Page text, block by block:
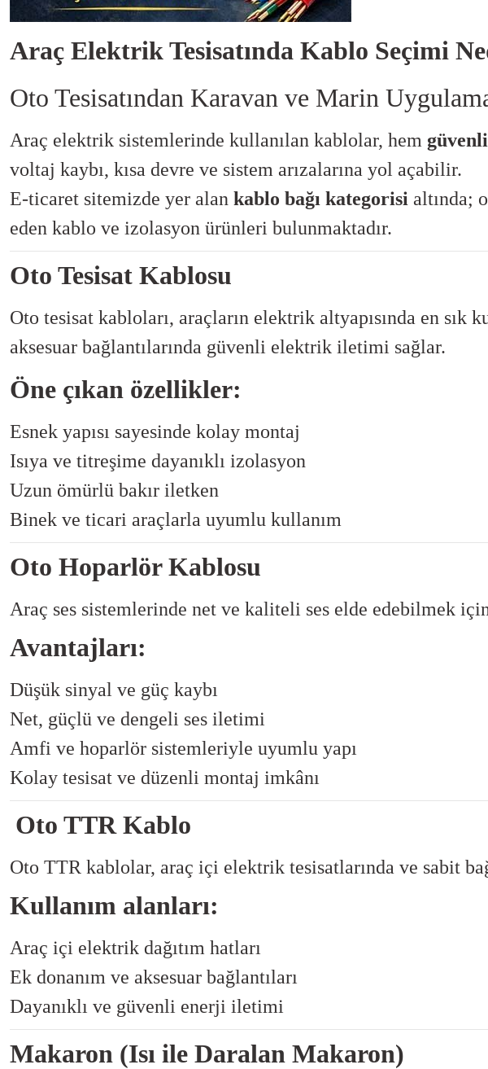
Araç Elektrik Tesisatında Kablo Seçimi
Oto Tesisatından Karavan ve Marin
Araç elektrik sistemlerinde kullanılan kablolar, hem
voltaj kaybı, kısa devre ve sistem arızalarına yol açabilir.
E-ticaret sitemizde yer alan kablo bağı kategorisi altında;
eden kablo ve izolasyon ürünleri bulunmaktadır.
Oto Tesisat Kablosu
Oto tesisat kabloları, araçların elektrik altyapısında en sık
aksesuar bağlantılarında güvenli elektrik iletimi sağlar.
Öne çıkan özellikler:
Esnek yapısı sayesinde kolay montaj
Isıya ve titreşime dayanıklı izolasyon
Uzun ömürlü bakır iletken
Binek ve ticari araçlarla uyumlu kullanım
Oto Hoparlör Kablosu
Araç ses sistemlerinde net ve kaliteli ses elde edebilmek
Avantajları:
Düşük sinyal ve güç kaybı
Net, güçlü ve dengeli ses iletimi
Amfi ve hoparlör sistemleriyle uyumlu yapı
Kolay tesisat ve düzenli montaj imkânı
Oto TTR Kablo
Oto TTR kablolar, araç içi elektrik tesisatlarında ve sabit
Kullanım alanları:
Araç içi elektrik dağıtım hatları
Ek donanım ve aksesuar bağlantıları
Dayanıklı ve güvenli enerji iletimi
Makaron (Isı ile Daralan Makaron)